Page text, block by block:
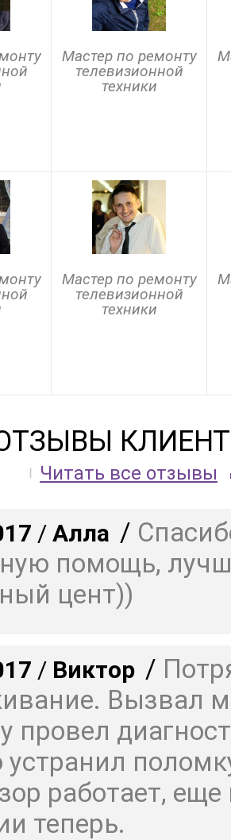
Мастер по ремонту
телевизионной
техники
Мастер по ремонту
телевизионной
техники
Читать все отзывы
/ Алла /
помощь,
цент))
/ Виктор /
Вызвал
провел
устранил
работает, еще
теперь.